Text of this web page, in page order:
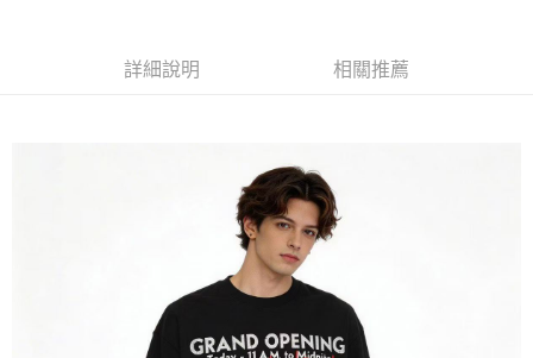
付款後7-11取貨
每筆NT$120，滿NT$1,200(含以上)免運費
詳細說明 相關推薦